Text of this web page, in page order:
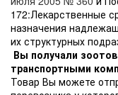
172:Лекарственные
назначения
их структурных
Вы получали
транспортными
Товар Вы можете